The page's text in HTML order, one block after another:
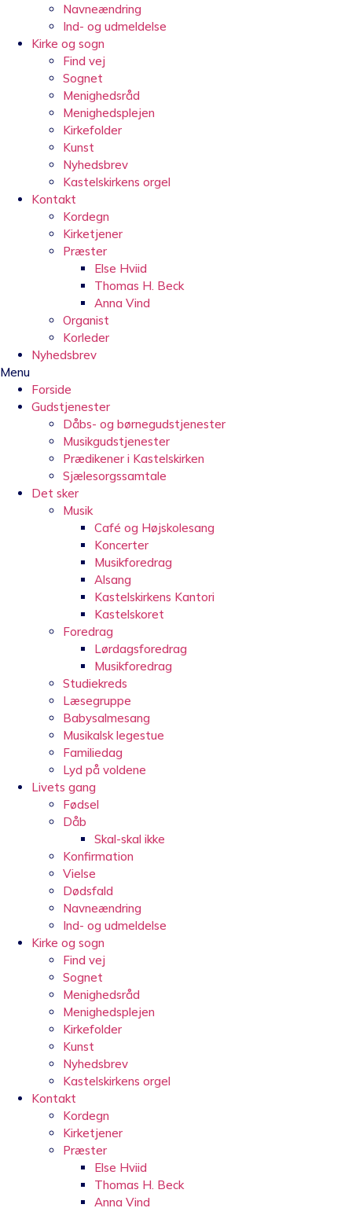
Navneændring
Ind- og udmeldelse
Kirke og sogn
Find vej
Sognet
Menighedsråd
Menighedsplejen
Kirkefolder
Kunst
Nyhedsbrev
Kastelskirkens orgel
Kontakt
Kordegn
Kirketjener
Præster
Else Hviid
Thomas H. Beck
Anna Vind
Organist
Korleder
Nyhedsbrev
Menu
Forside
Gudstjenester
Dåbs- og børnegudstjenester
Musikgudstjenester
Prædikener i Kastelskirken
Sjælesorgssamtale
Det sker
Musik
Café og Højskolesang
Koncerter
Musikforedrag
Alsang
Kastelskirkens Kantori
Kastelskoret
Foredrag
Lørdagsforedrag
Musikforedrag
Studiekreds
Læsegruppe
Babysalmesang
Musikalsk legestue
Familiedag
Lyd på voldene
Livets gang
Fødsel
Dåb
Skal-skal ikke
Konfirmation
Vielse
Dødsfald
Navneændring
Ind- og udmeldelse
Kirke og sogn
Find vej
Sognet
Menighedsråd
Menighedsplejen
Kirkefolder
Kunst
Nyhedsbrev
Kastelskirkens orgel
Kontakt
Kordegn
Kirketjener
Præster
Else Hviid
Thomas H. Beck
Anna Vind